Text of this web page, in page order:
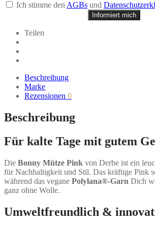
Ich stimme denAGBs und
Informiert mich
Teilen
Beschreibung
Marke
Rezensionen 0
Beschreibung
Für kalte Tage mit gutem
Die Bonny Mütze Pink von Derbe ist ein
für Nachhaltigkeit und Stil. Das kräftige Pink
während das vegane Polylana®-Garn Dich
ganz ohne Wolle.
Umweltfreundlich &